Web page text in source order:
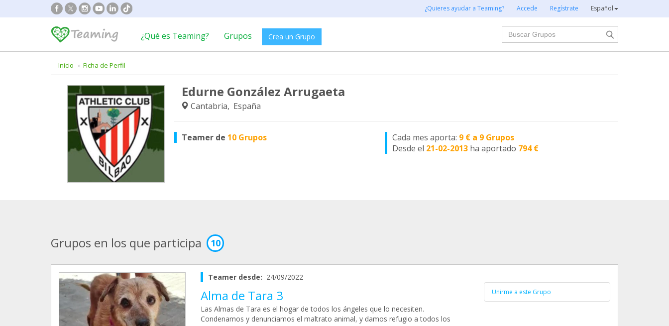
¿Quieres ayudar a Teaming? Accede Regístrate Español
¿Qué es Teaming? Grupos Crea un Grupo
Buscar
Inicio Ficha de Perfil
Edurne González Arrugaeta
Cantabria, España
Teamer de 10 Grupos Cada mes aporta: 9 € a 9 Grupos
Desde el 21-02-2013 ha aportado 794 €
Grupos en los que participa 10
Teamer desde: 24/09/2022
Alma de Tara 3
Las Almas de Tara es el hogar de todos los ángeles que lo necesiten.
Condenamos y denunciamos el maltrato animal, y damos refugio a todos los
Unirme a este Grupo